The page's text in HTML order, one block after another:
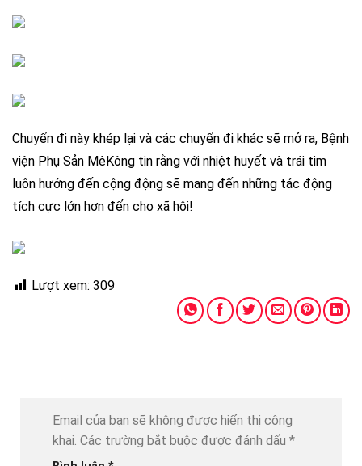
Chuyến đi này khép lại và các chuyến đi khác sẽ mở ra, Bệnh
viện Phụ Sản MêKông tin rằng với nhiệt huyết và trái tim
luôn hướng đến cộng động sẽ mang đến những tác động
tích cực lớn hơn đến cho xã hội!
Lượt xem: 309
Email của bạn sẽ không được hiển thị công
khai. Các trường bắt buộc được đánh dấu *